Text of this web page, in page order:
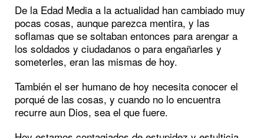
De la Edad Media a la actualidad han cambiado muy
pocas cosas, aunque parezca mentira, y las
soflamas que se soltaban entonces para arengar a
los soldados y ciudadanos o para engañarles y
someterles, eran las mismas de hoy.
También el ser humano de hoy necesita conocer el
porqué de las cosas, y cuando no lo encuentra
recurre aun Dios, sea el que fuere.